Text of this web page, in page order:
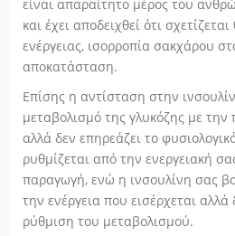
είναι απαραίτητο μέρος του
και έχει αποδειχθεί ότι
ενέργειας, ισορροπία σακχάρου
αποκατάσταση.
Επίσης η αντίσταση στην
μεταβολισμό της γλυκόζης με
αλλά δεν επηρεάζει το
ρυθμίζεται από την ενεργειακή
παραγωγή, ενώ η ινσουλίνη σας
την ενέργεια που εισέρχεται
ρύθμιση του μεταβολισμού.